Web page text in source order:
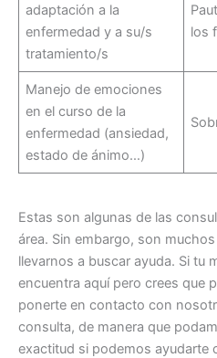
adaptación a la
enfermedad y a su/s
tratamiento/s
los
Manejo de emociones
en el curso de la
enfermedad (ansiedad,
estado de ánimo…)
Estas son algunas de las
área. Sin embargo, son
llevarnos a buscar ayuda. Si tu
encuentra aquí pero crees que
ponerte en contacto con
consulta, de manera que
exactitud si podemos ayudarte